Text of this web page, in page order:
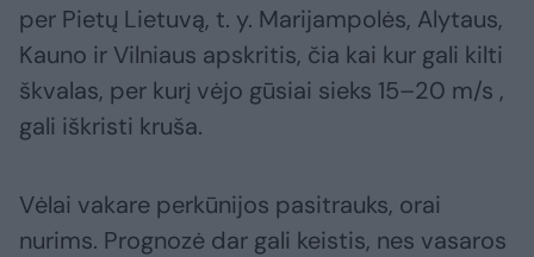
per Pietų Lietuvą, t. y. Marijampolės, Alytaus,
Kauno ir Vilniaus apskritis, čia kai kur gali kilti
škvalas, per kurį vėjo gūsiai sieks 15–20 m/s ,
gali iškristi kruša.
Vėlai vakare perkūnijos pasitrauks, orai
nurims. Prognozė dar gali keistis, nes vasaros